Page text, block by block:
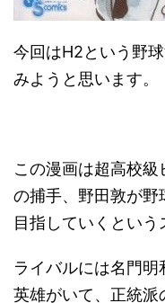
今回はH2という野
みようと思います。
この漫画は超高校
の捕手、野田敦が野
目指していくという
ライバルには名門
英雄がいて、正統